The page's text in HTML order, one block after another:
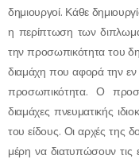
δημιουργοί. Κάθε
η περίπτωση των
την προσωπικότητα του
διαμάχη που αφορά την εν
προσωπικότητα. Ο
διαμάχες πνευματικής
του είδους. Οι αρχές της
μέρη να διατυπώσουν